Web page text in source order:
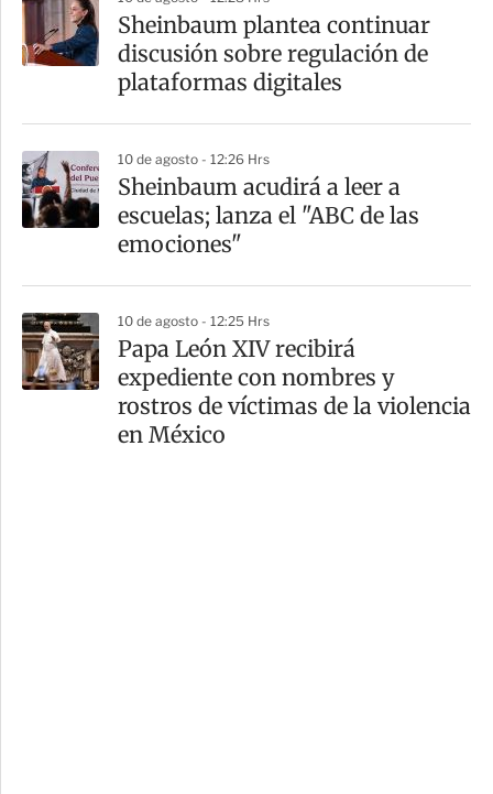
Sheinbaum plantea continuar
discusión sobre regulación de
plataformas digitales
10 de agosto - 12:26 Hrs
Sheinbaum acudirá a leer a
escuelas; lanza el "ABC de las
emociones"
10 de agosto - 12:25 Hrs
Papa León XIV recibirá
expediente con nombres y
rostros de víctimas de la violencia
en México